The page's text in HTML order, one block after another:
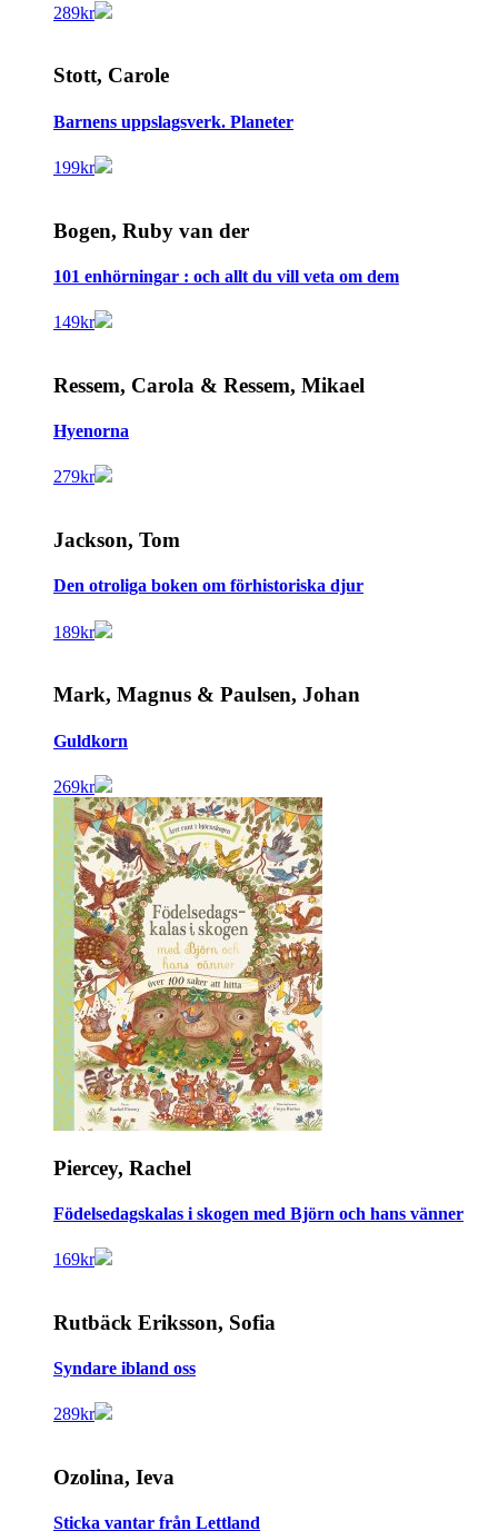
289kr
Stott, Carole
Barnens uppslagsverk. Planeter
199kr
Bogen, Ruby van der
101 enhörningar : och allt du vill veta om dem
149kr
Ressem, Carola & Ressem, Mikael
Hyenorna
279kr
Jackson, Tom
Den otroliga boken om förhistoriska djur
189kr
Mark, Magnus & Paulsen, Johan
Guldkorn
269kr
Piercey, Rachel
Födelsedagskalas i skogen med Björn och hans vänner
169kr
Rutbäck Eriksson, Sofia
Syndare ibland oss
289kr
Ozolina, Ieva
Sticka vantar från Lettland